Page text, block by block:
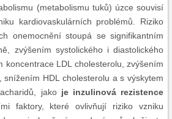
Posilovací stroje
(metabolismu tuků) úzce souvisí
kardiovaskulárních problémů. Riziko
onemocnění stoupá se signifikantním
zvýšením systolického i diastolického
koncentrace LDL cholesterolu, zvýšením
snížením HDL cholesterolu a s výskytem
jako je inzulinová rezistence
faktory, které ovlivňují riziko vzniku